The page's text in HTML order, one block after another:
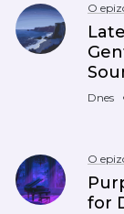
O
Dnes
O
for